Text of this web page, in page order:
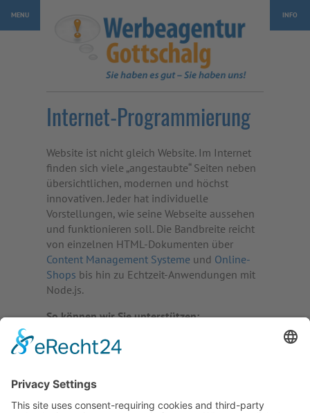
MENU INFO
Internet-Programmierung
Website ist nicht gleich Website. Im Internet
finden sich viele „angestaubte“ Seiten neben
übersichtlichen, modernen und höchst
innovativen. Jeder hat individuelle
Vorstellungen, wie seine Webseite aussehen
und funktionieren soll. Die Bandbreite reicht
von einzelnen HTML-Dokumenten über
Content Management Systeme und Online-
Shops bis hin zu Echtzeit-Anwendungen mit
Node.js.
So können wir Sie unterstützen:
Vom einfachen Unternehmensporträt bis hin
zu mächtigen Webapplikationen erhalten Sie
einer Hand. Um Ihre Ideen effektiv abbilden
zu können, verwenden wir verschiedeneCMS
Home
Programmierung
CMS-Systeme
e-Papers
e-Marketing
Social Media
Multimedia
IT-Leistungen
Aktuelles
Kontakt
Impressum
Datenschutz
Sitemap
Cookies
Zur Desktop-Version wechseln